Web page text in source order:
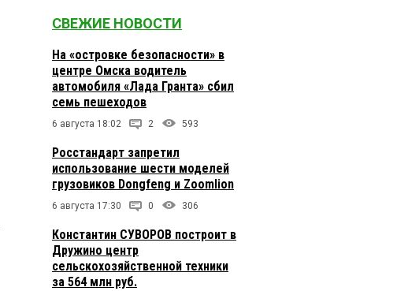
СВЕЖИЕ НОВОСТИ
На «островке безопасности» в
центре Омска водитель
автомобиля «Лада Гранта» сбил
семь пешеходов
6 августа 18:02 2 593
Росстандарт запретил
использование шести моделей
грузовиков Dongfeng и Zoomlion
6 августа 17:30 0 306
Константин СУВОРОВ построит в
Дружино центр
сельскохозяйственной техники
за 564 млн руб.